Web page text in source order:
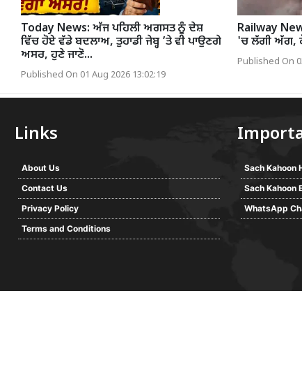
Today News: ਅੱਜ ਪਹਿਲੀ ਅਗਸਤ ਨੂੰ ਦੇਸ਼
ਵਿੱਚ ਹੋਏ ਵੱਡੇ ਬਦਲਾਅ, ਤੁਹਾਡੀ ਜੇਬ੍ਹ ’ਤੇ ਵੀ ਪਾਉਣਗੇ
ਅਸਰ, ਹੁਣੇ ਜਾਣੋ...
Published On 01 Aug 2026 13:02:19
Railway
'ਚ ਲੱਗੀ ਅੱਗ,
Published On
Links
About Us
Contact Us
Privacy Policy
Terms and Conditions
Sach Kahoon
Sach Kahoon
WhatsApp